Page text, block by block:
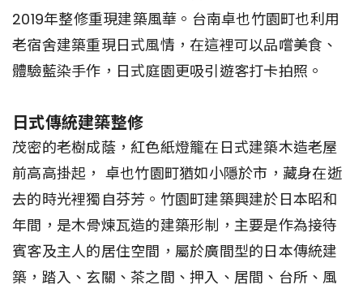
2019年整修重現建築風華。台南卓也竹園町也利用
老宿舍建築重現日式風情，在這裡可以品嚐美食、
體驗藍染手作，日式庭園更吸引遊客打卡拍照。
日式傳統建築整修
茂密的老樹成蔭，紅色紙燈籠在日式建築木造老屋
前高高掛起， 卓也竹園町猶如小隱於市，藏身在逝
去的時光裡獨自芬芳。竹園町建築興建於日本昭和
年間，是木骨煉瓦造的建築形制，主要是作為接待
賓客及主人的居住空間，屬於廣間型的日本傳統建
築，踏入、玄關、茶之間、押入、居間、台所、風